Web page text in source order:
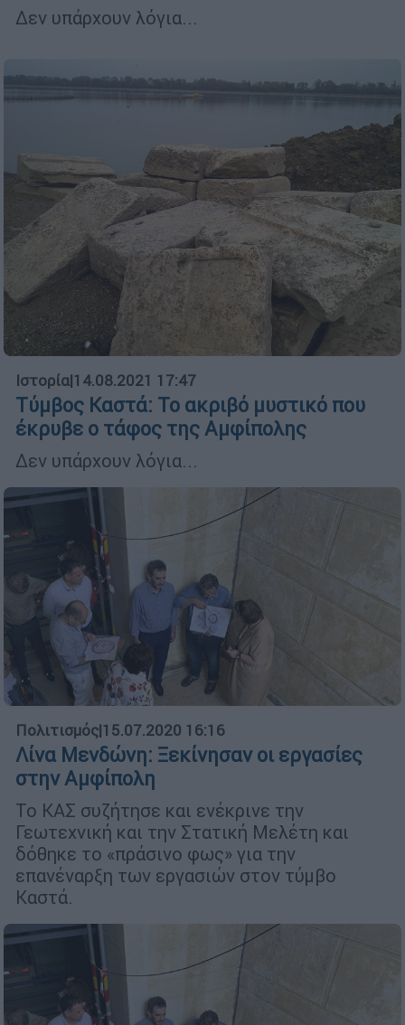
Δεν υπάρχουν λόγια...
Ιστορία|14.08.2021 17:47
Tύμβος Καστά: Το ακριβό μυστικό που
έκρυβε ο τάφος της Αμφίπολης
Δεν υπάρχουν λόγια...
Πολιτισμός|15.07.2020 16:16
Λίνα Μενδώνη: Ξεκίνησαν οι εργασίες
στην Αμφίπολη
Το ΚΑΣ συζήτησε και ενέκρινε την
Γεωτεχνική και την Στατική Μελέτη και
δόθηκε το «πράσινο φως» για την
επανέναρξη των εργασιών στον τύμβο
Καστά.